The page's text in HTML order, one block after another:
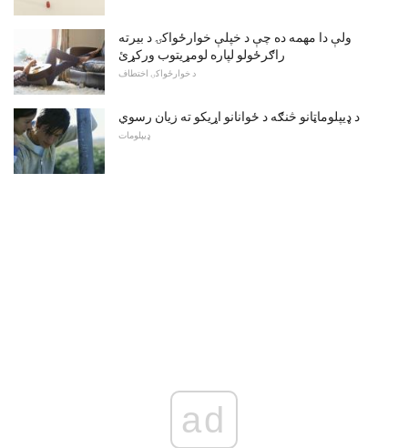
ولې دا مهمه ده چې د خپلې خوارځواکۍ د بیرته
راګرځولو لپاره لومړیتوب ورکړئ
د خوارځواکۍ اختطاف
د ډیپلوماټانو څنګه د ځوانانو اړیکو ته زیان رسوي
ډیپلومات
ad